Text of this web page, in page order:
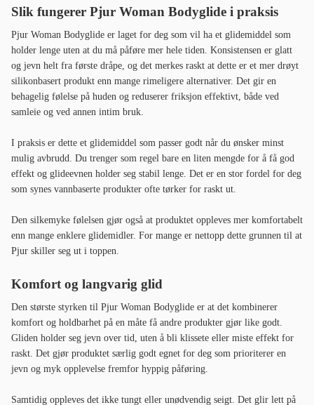
Slik fungerer Pjur Woman Bodyglide i praksis
Pjur Woman Bodyglide er laget for deg som vil ha et glidemiddel som
holder lenge uten at du må påføre mer hele tiden. Konsistensen er glatt
og jevn helt fra første dråpe, og det merkes raskt at dette er et mer drøyt
silikonbasert produkt enn mange rimeligere alternativer. Det gir en
behagelig følelse på huden og reduserer friksjon effektivt, både ved
samleie og ved annen intim bruk.
I praksis er dette et glidemiddel som passer godt når du ønsker minst
mulig avbrudd. Du trenger som regel bare en liten mengde for å få god
effekt og glideevnen holder seg stabil lenge. Det er en stor fordel for deg
som synes vannbaserte produkter ofte tørker for raskt ut.
Den silkemyke følelsen gjør også at produktet oppleves mer komfortabelt
enn mange enklere glidemidler. For mange er nettopp dette grunnen til at
Pjur skiller seg ut i toppen.
Komfort og langvarig glid
Den største styrken til Pjur Woman Bodyglide er at det kombinerer
komfort og holdbarhet på en måte få andre produkter gjør like godt.
Gliden holder seg jevn over tid, uten å bli klissete eller miste effekt for
raskt. Det gjør produktet særlig godt egnet for deg som prioriterer en
jevn og myk opplevelse fremfor hyppig påføring.
Samtidig oppleves det ikke tungt eller unødvendig seigt. Det glir lett på